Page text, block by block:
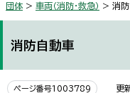
団体 > 車両（消防・救急） > 消防
消防自動車
ページ番号1003789 更